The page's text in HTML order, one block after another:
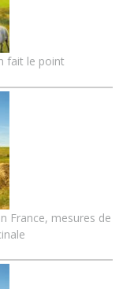
fait le point
France, mesures de